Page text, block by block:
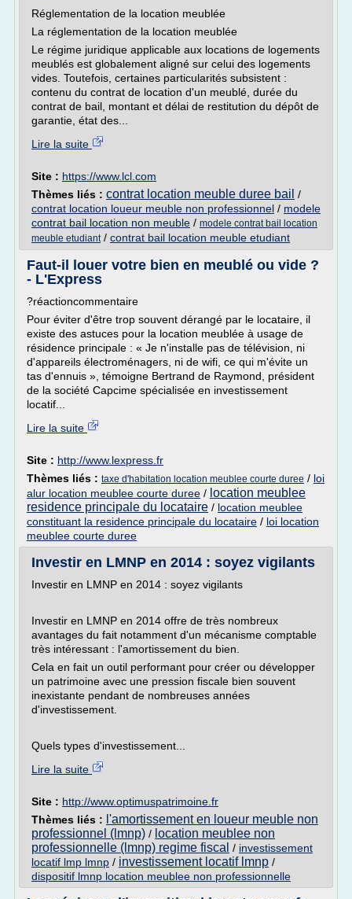
Réglementation de la location meublée
La réglementation de la location meublée
Le régime juridique applicable aux locations de logements
meublés est globalement aligné sur celui des logements
vides. Toutefois, certaines particularités subsistent :
contenu du contrat de location d'un meublé, durée du
contrat de bail, montant et délai de restitution du dépôt de
garantie, état des...
Lire la suite
Site : https://www.lcl.com
Thèmes liés : contrat location meuble duree bail /
contrat location loueur meuble non professionnel / modele
contrat bail location non meuble / modele contrat bail location
meuble etudiant/ contrat bail location meuble etudiant
Faut-il louer votre bien en meublé ou vide ?
- L'Express
?réactioncommentaire
Pour éviter d'être trop souvent dérangé par le locataire, il
existe des astuces pour la location meublée à usage de
résidence principale : « Je n'installe pas de télévision, ni
d'appareils électroménagers, ni de wifi, ce qui m'évite un
tas d'ennuis », témoigne Bertrand de Raymond, président
de la société Capcime spécialisée en investissement
locatif...
Lire la suite
Site : http://www.lexpress.fr
Thèmes liés : taxe d'habitation location meublee courte duree / loi
alur location meublee courte duree / location meublee
residence principale du locataire / location meublee
constituant la residence principale du locataire / loi location
meublee courte duree
Investir en LMNP en 2014 : soyez vigilants
Investir en LMNP en 2014 : soyez vigilants
Investir en LMNP en 2014 offre de très nombreux
avantages du fait notamment d'un mécanisme comptable
très intéressant : l'amortissement du bien.
Cela en fait un outil performant pour créer ou développer
un patrimoine avec une pression fiscale bien souvent
inexistante pendant de nombreuses années
d'investissement.
Quels types d'investissement...
Lire la suite
Site : http://www.optimuspatrimoine.fr
Thèmes liés : l'amortissement en loueur meuble non
professionnel (lmnp) / location meublee non
professionnelle (lmnp) regime fiscal / investissement
locatif lmp lmnp / investissement locatif lmnp /
dispositif lmnp location meublee non professionnelle